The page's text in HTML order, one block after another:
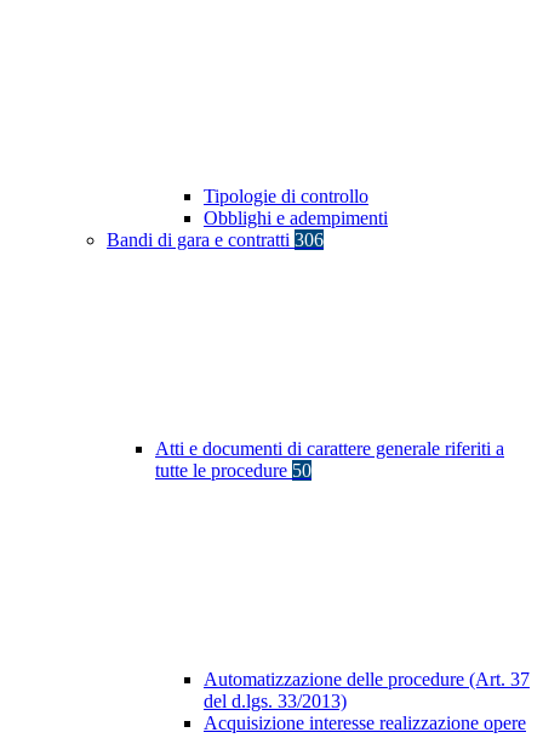
Tipologie di controllo
Obblighi e adempimenti
Bandi di gara e contratti 306
Atti e documenti di carattere generale riferiti a
tutte le procedure 50
Automatizzazione delle procedure (Art. 37
del d.lgs. 33/2013)
Acquisizione interesse realizzazione opere